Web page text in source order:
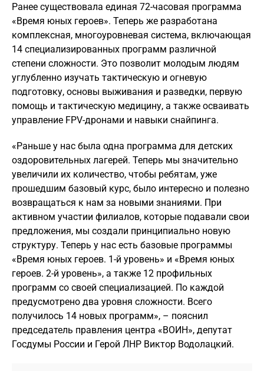
Ранее существовала единая 72-часовая программа
«Время юных героев». Теперь же разработана
комплексная, многоуровневая система, включающая
14 специализированных программ различной
степени сложности. Это позволит молодым людям
углубленно изучать тактическую и огневую
подготовку, основы выживания и разведки, первую
помощь и тактическую медицину, а также осваивать
управление FPV-дронами и навыки снайпинга.
«Раньше у нас была одна программа для детских
оздоровительных лагерей. Теперь мы значительно
увеличили их количество, чтобы ребятам, уже
прошедшим базовый курс, было интересно и полезно
возвращаться к нам за новыми знаниями. При
активном участии филиалов, которые подавали свои
предложения, мы создали принципиально новую
структуру. Теперь у нас есть базовые программы
«Время юных героев. 1-й уровень» и «Время юных
героев. 2-й уровень», а также 12 профильных
программ со своей специализацией. По каждой
предусмотрено два уровня сложности. Всего
получилось 14 новых программ», – пояснил
председатель правления центра «ВОИН», депутат
Госдумы России и Герой ЛНР Виктор Водолацкий.